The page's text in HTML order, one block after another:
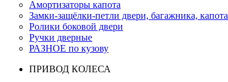
Амортизаторы капота
Замки-защёлки-петли двери, багажника, капота
Ролики боковой двери
Ручки дверные
РАЗНОЕ по кузову
ПРИВОД КОЛЕСА